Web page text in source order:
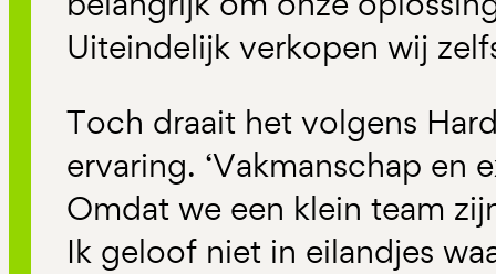
Uiteindelijk verkopen wij
Toch draait het volgens
ervaring. ‘Vakmanschap en
Omdat we een klein team
Ik geloof niet in eilandjes